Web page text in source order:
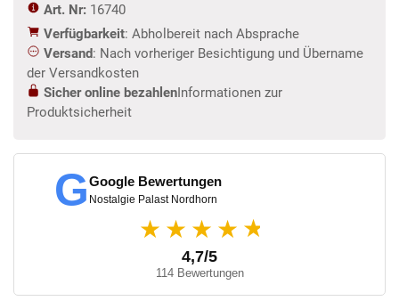
Art. Nr: 16740
Verfügbarkeit: Abholbereit nach Absprache
Versand: Nach vorheriger Besichtigung und Übername
der Versandkosten
Sicher online bezahlenInformationen zur
Produktsicherheit
GGoogle Bewertungen
Nostalgie Palast Nordhorn
★★★★ ★
4,7/5
114 Bewertungen